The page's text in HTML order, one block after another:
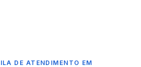
DE ATENDIMENTO EM